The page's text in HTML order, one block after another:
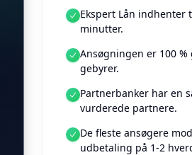
Ekspert Lån
minutter.
Ansøgningen er 100
gebyrer.
Partnerbanker har en
vurderede partnere.
De fleste ansøgere
udbetaling på 1-2